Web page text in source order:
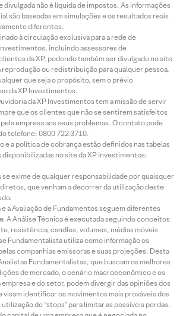
não é líquida de impostos. As informações
são baseadas em simulações e os resultados reais
diferentes.
à circulação exclusiva para a rede de
incluindo assessores de
da XP, podendo também ser divulgado no site
reprodução ou redistribuição para qualquer pessoa,
que seja o propósito, sem o prévio
da XP Investimentos.
da XP Investimentos tem a missão de servir
que os clientes que não se sentirem satisfeitos
empresa aos seus problemas. O contato pode
telefone: 0800 722 3710.
e a política de cobrança estão definidos nas tabelas
no site da XP Investimentos:
exime de qualquer responsabilidade por quaisquer
que venham a decorrer da utilização deste
e a Avaliação de Fundamentos seguem diferentes
A Análise Técnica é executada seguindo conceitos
resistência, candles, volumes, médias móveis
Fundamentalista utiliza como informação os
companhias emissoras e suas projeções. Desta
Fundamentalistas, que buscam os melhores
de mercado, o cenário macroeconômico e os
e do setor, podem divergir das opiniões dos
visam identificar os movimentos mais prováveis dos
de “stops” para limitar as possíveis perdas.